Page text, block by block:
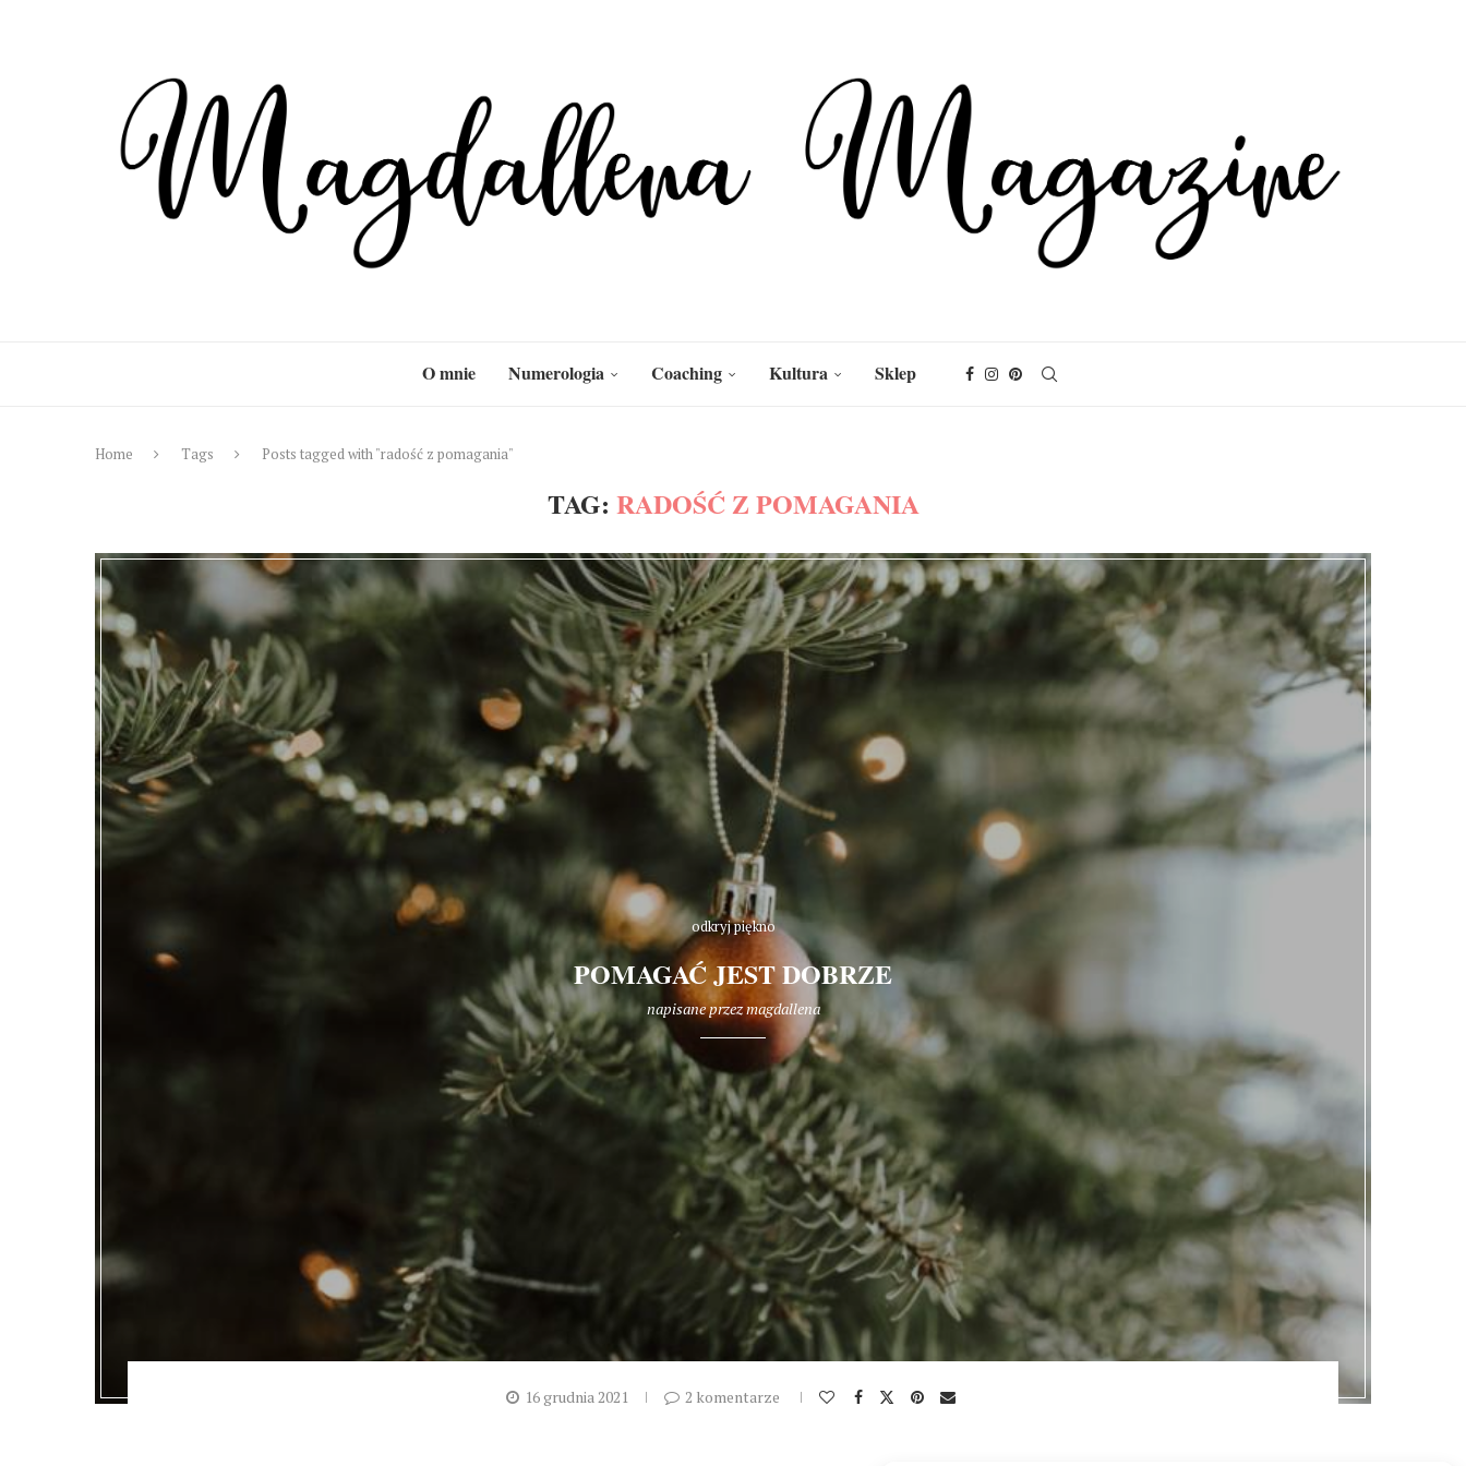
O mnie Numerologia Coaching Kultura Sklep
Home Tags Posts tagged with "radość z pomagania"
TAG: RADOŚĆ Z POMAGANIA
odkryj piękno
POMAGAĆ JEST DOBRZE
napisane przezmagdallena
16 grudnia 2021 2 komentarze